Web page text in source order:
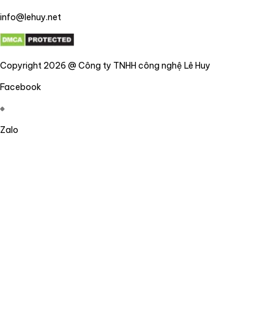
info@lehuy.net
Copyright 2026 @ Công ty TNHH công nghệ Lê Huy
Facebook
Zalo